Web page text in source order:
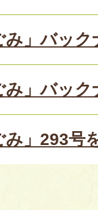
み」バッ
み」バッ
み」293号